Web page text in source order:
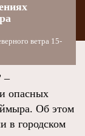
ветра 15-
–
опасных
Об этом
в городском